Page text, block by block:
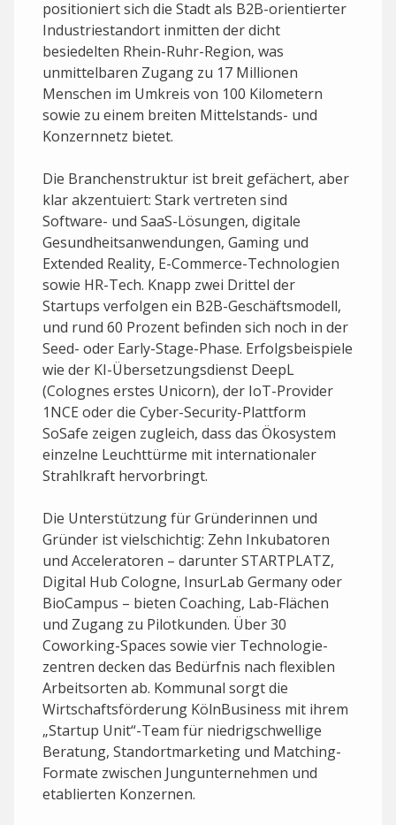
positioniert sich die Stadt als B2B-orientierter
Industriestandort inmitten der dicht
besiedelten Rhein-Ruhr-Region, was
unmittelbaren Zugang zu 17 Millionen
Menschen im Umkreis von 100 Kilometern
sowie zu einem breiten Mittelstands- und
Konzernnetz bietet.
Die Branchenstruktur ist breit gefächert, aber
klar akzentuiert: Stark vertreten sind
Software- und SaaS-Lösungen, digitale
Gesundheits­anwendungen, Gaming und
Extended Reality, E-Commerce-Technologien
sowie HR-Tech. Knapp zwei Drittel der
Startups verfolgen ein B2B-Geschäftsmodell,
und rund 60 Prozent befinden sich noch in der
Seed- oder Early-Stage-Phase. Erfolgsbeispiele
wie der KI-Übersetzungs­dienst DeepL
(Colognes erstes Unicorn), der IoT-Provider
1NCE oder die Cyber-Security-Plattform
SoSafe zeigen zugleich, dass das Ökosystem
einzelne Leuchttürme mit internationaler
Strahlkraft hervorbringt.
Die Unterstützung ­für Gründerinnen und
Gründer ist vielschichtig: Zehn Inkubatoren
und Acceleratoren – darunter STARTPLATZ,
Digital Hub Cologne, InsurLab Germany oder
BioCampus – bieten Coaching, Lab-Flächen
und Zugang zu Pilotkunden. Über 30
Coworking-Spaces sowie vier Technologie­
zentren decken das Bedürfnis nach flexiblen
Arbeitsorten ab. Kommunal sorgt die
Wirtschaftsförderung KölnBusiness mit ihrem
„Startup Unit“-Team für niedrigschwellige
Beratung, Standortmarketing und Matching-
Formate zwischen Jungunternehmen und
etablierten Konzernen.